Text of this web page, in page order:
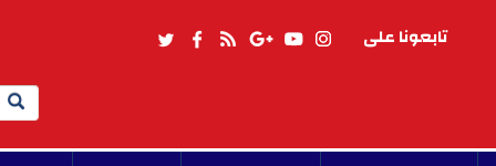
تابعونا على
Search